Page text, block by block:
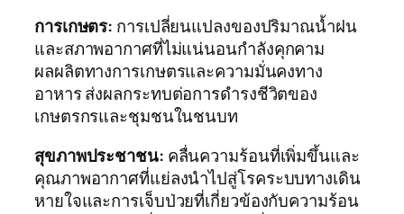
การเกษตร: การเปลี่ยนแปลงของปริมาณน้ำฝน
และสภาพอากาศที่ไม่แน่นอนกำลังคุกคาม
ผลผลิตทางการเกษตรและความมั่นคงทาง
อาหาร ส่งผลกระทบต่อการดำรงชีวิตของ
เกษตรกรและชุมชนในชนบท
สุขภาพประชาชน: คลื่นความร้อนที่เพิ่มขึ้นและ
คุณภาพอากาศที่แย่ลงนำไปสู่โรคระบบทางเดิน
หายใจและการเจ็บป่วยที่เกี่ยวข้องกับความร้อน